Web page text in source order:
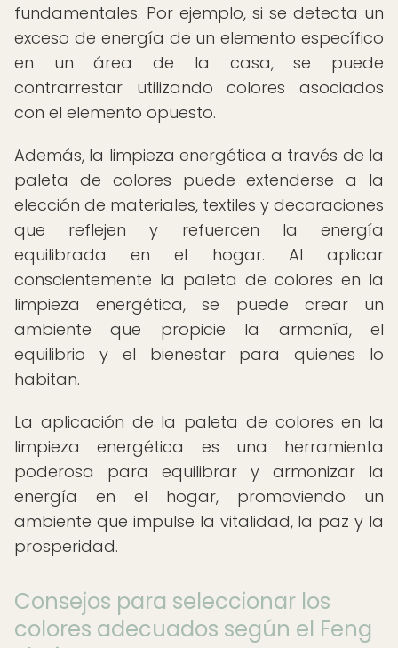
fundamentales. Por ejemplo, si se detecta un
exceso de energía de un elemento específico
en un área de la casa, se puede
contrarrestar utilizando colores asociados
con el elemento opuesto.
Además, la limpieza energética a través de la
paleta de colores puede extenderse a la
elección de materiales, textiles y decoraciones
que reflejen y refuercen la energía
equilibrada en el hogar. Al aplicar
conscientemente la paleta de colores en la
limpieza energética, se puede crear un
ambiente que propicie la armonía, el
equilibrio y el bienestar para quienes lo
habitan.
La aplicación de la paleta de colores en la
limpieza energética es una herramienta
poderosa para equilibrar y armonizar la
energía en el hogar, promoviendo un
ambiente que impulse la vitalidad, la paz y la
prosperidad.
Consejos para seleccionar los
colores adecuados según el Feng